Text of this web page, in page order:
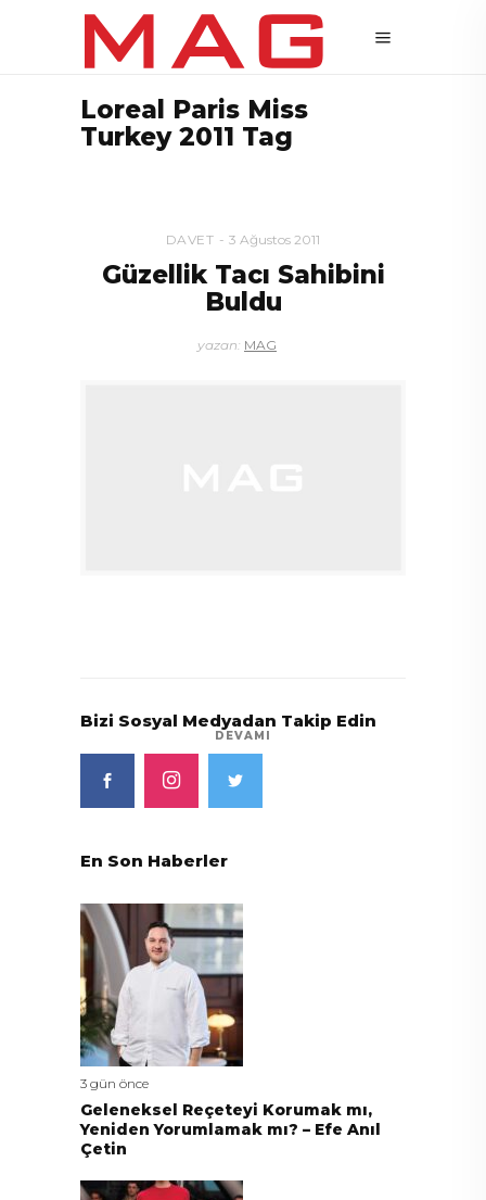
Loreal Paris Miss
Turkey 2011 Tag
DAVET 3 Ağustos 2011
Güzellik Tacı Sahibini
Buldu
yazan: MAG
DEVAMI
Bizi Sosyal Medyadan Takip Edin
En Son Haberler
3 gün önce
Geleneksel Reçeteyi Korumak mı,
Yeniden Yorumlamak mı? – Efe Anıl
Çetin